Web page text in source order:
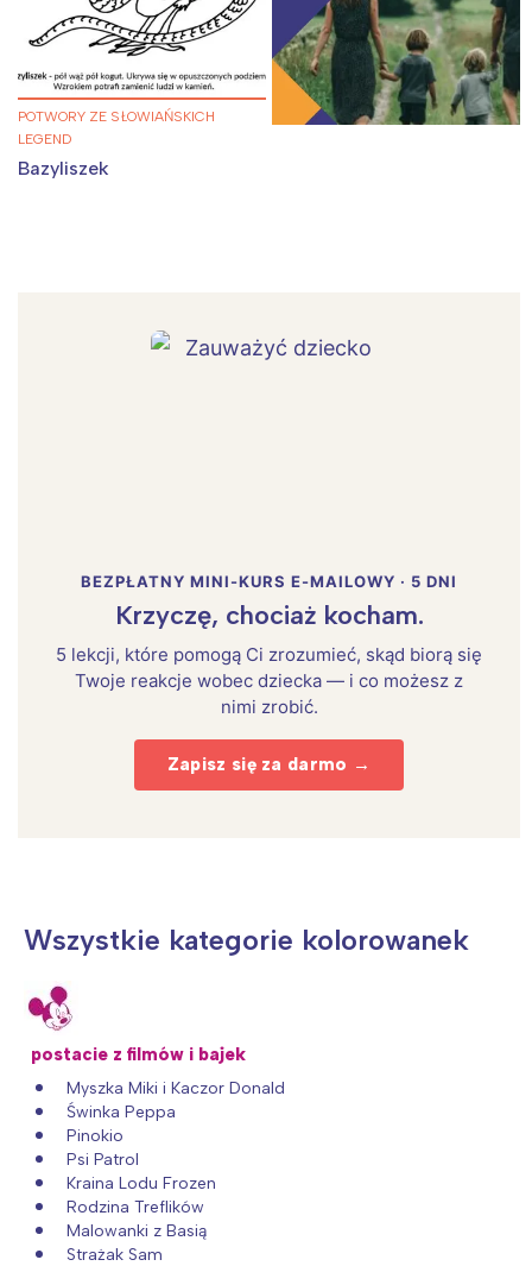
POTWORY ZE SŁOWIAŃSKICH
LEGEND
Bazyliszek
BEZPŁATNY MINI-KURS E-MAILOWY · 5 DNI
Krzyczę, chociaż kocham.
5 lekcji, które pomogą Ci zrozumieć, skąd biorą się
Twoje reakcje wobec dziecka — i co możesz z
nimi zrobić.
Zapisz się za darmo →
Wszystkie kategorie kolorowanek
postacie z filmów i bajek
Myszka Miki i Kaczor Donald
Świnka Peppa
Pinokio
Psi Patrol
Kraina Lodu Frozen
Rodzina Treflików
Malowanki z Basią
Strażak Sam
Interesują mnie wydarzenia z